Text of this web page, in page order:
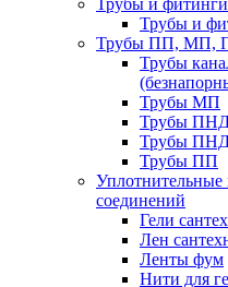
Трубы и
Трубы и
Трубы ПП, МП,
Трубы
Трубы МП
Трубы
Трубы
Трубы ПП
Уплотнительные
соединений
Гели
Лен
Ленты фум
Нити для